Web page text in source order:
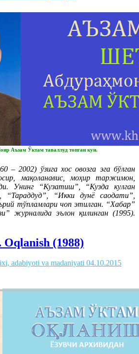
Аъзам Ўктам таваллуд топган кун.
2002) ўзига хос овозга эга бўлган
мақоланавис, моҳир таржимон,
Унинг “Кузатиш”, “Кузда кулган
“Тараддуд”, “Икки дунё саодати”,
тўпламлари чоп этилган. “Хабар”
журналида эълон қилинган (1995).
Oqlanish (1988)
adabiyoti va madaniyati 04.10.2015